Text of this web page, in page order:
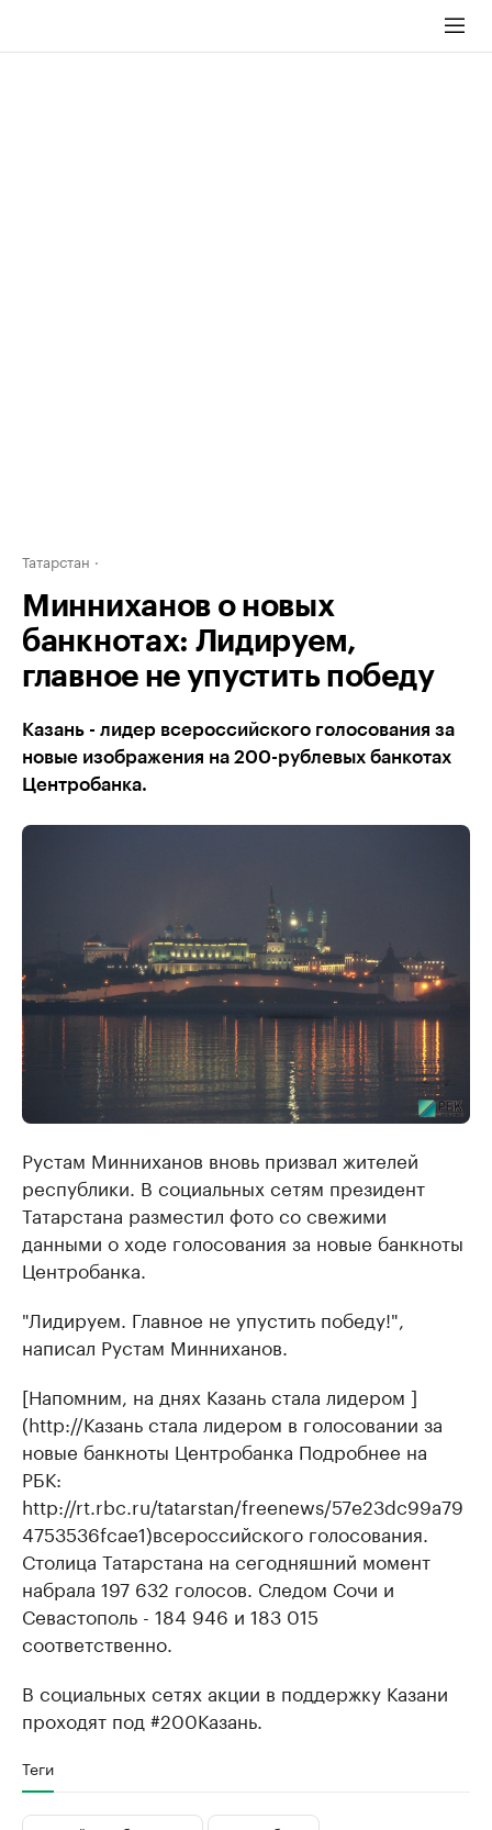
Татарстан
Минниханов о новых
банкнотах: Лидируем,
главное не упустить победу
Казань - лидер всероссийского голосования за
новые изображения на 200-рублевых банкотах
Центробанка.
Рустам Минниханов вновь призвал жителей
республики. В социальных сетям президент
Татарстана разместил фото со свежими
данными о ходе голосования за новые банкноты
Центробанка.
"Лидируем. Главное не упустить победу!",
написал Рустам Минниханов.
[Напомним, на днях Казань стала лидером ]
(http://Казань стала лидером в голосовании за
новые банкноты Центробанка Подробнее на
РБК:
http://rt.rbc.ru/tatarstan/freenews/57e23dc99a79
4753536fcae1)всероссийского голосования.
Столица Татарстана на сегодняшний момент
набрала 197 632 голосов. Следом Сочи и
Севастополь - 184 946 и 183 015
соответственно.
В социальных сетях акции в поддержку Казани
проходят под #200Казань.
Теги